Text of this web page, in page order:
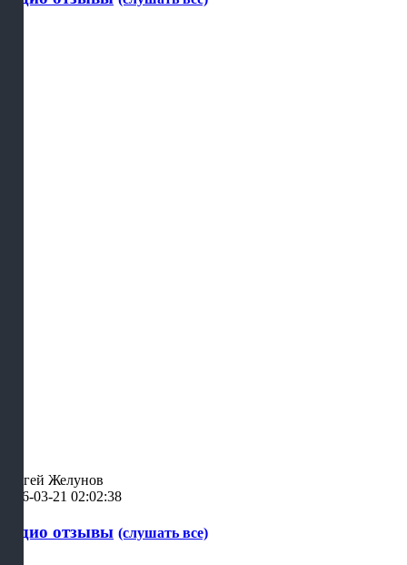
Сергей Желунов
2026-03-21 02:02:38
Аудио отзывы (слушать все)